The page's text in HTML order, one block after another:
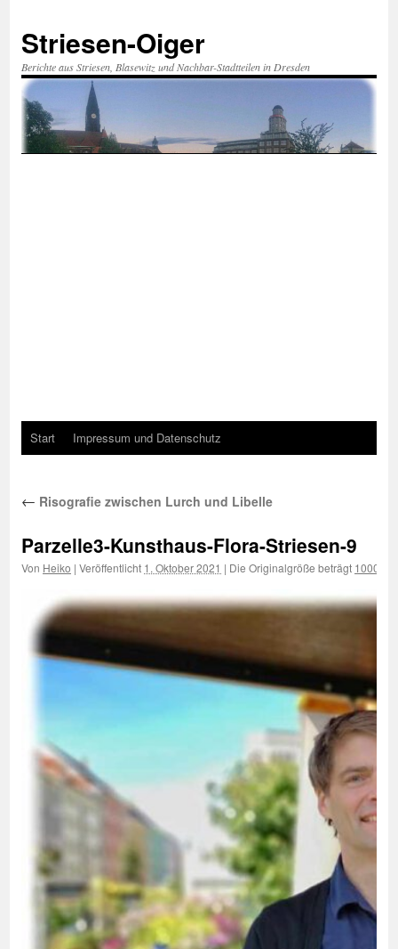
springen
Striesen-Oiger
Berichte aus Striesen, Blasewitz und Nachbar-Stadtteilen in Dresden
Start Impressum und Datenschutz
← Risografie zwischen Lurch und Libelle
Parzelle3-Kunsthaus-Flora-Striesen-9
Von Heiko | Veröffentlicht 1. Oktober 2021 | Die Originalgröße beträgt 1000 ×